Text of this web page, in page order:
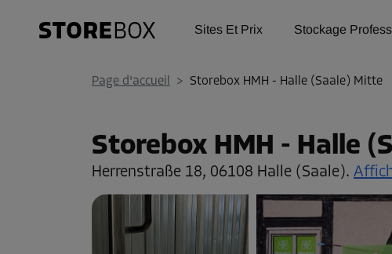
Sites Et Prix Stockage
Page d'accueil > Storebox HMH - Halle (Saale) Mitte
Storebox HMH - Halle
Herrenstraße 18, 06108 Halle (Saale).